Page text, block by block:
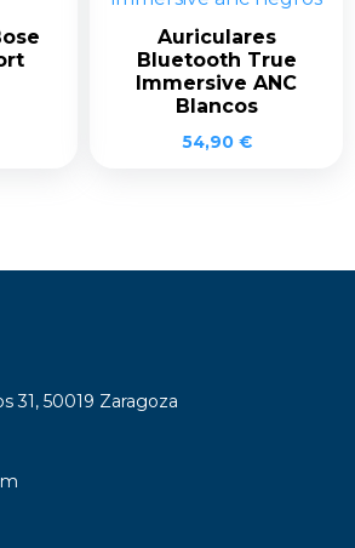
Auriculares
Bluetooth True
Immersive ANC
Blancos
54,90 €
31, 50019 Zaragoza